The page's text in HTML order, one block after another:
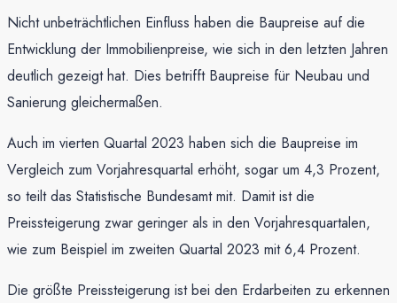
Nicht unbeträchtlichen Einfluss haben die Baupreise auf die
Entwicklung der Immobilienpreise, wie sich in den letzten Jahren
deutlich gezeigt hat. Dies betrifft Baupreise für Neubau und
Sanierung gleichermaßen.
Auch im vierten Quartal 2023 haben sich die Baupreise im
Vergleich zum Vorjahresquartal erhöht, sogar um 4,3 Prozent,
so teilt das Statistische Bundesamt mit. Damit ist die
Preissteigerung zwar geringer als in den Vorjahresquartalen,
wie zum Beispiel im zweiten Quartal 2023 mit 6,4 Prozent.
Die größte Preissteigerung ist bei den Erdarbeiten zu erkennen